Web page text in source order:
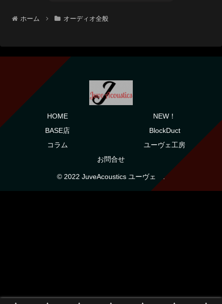
ホーム オーディオ全般
HOME
NEW！
BASE店
BlockDuct
コラム
ユーヴェ工房
お問合せ
© 2022 JuveAcoustics ユーヴェ .